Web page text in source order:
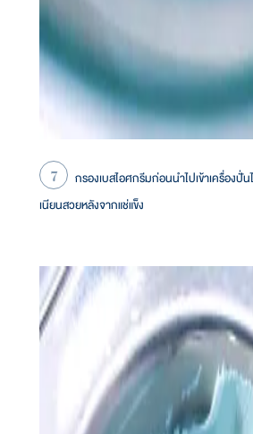
กรองเบสไอศกรีมก่อนนำไปเข้าเครื่องปั่
เนียนสวยหลังจากแช่แข็ง